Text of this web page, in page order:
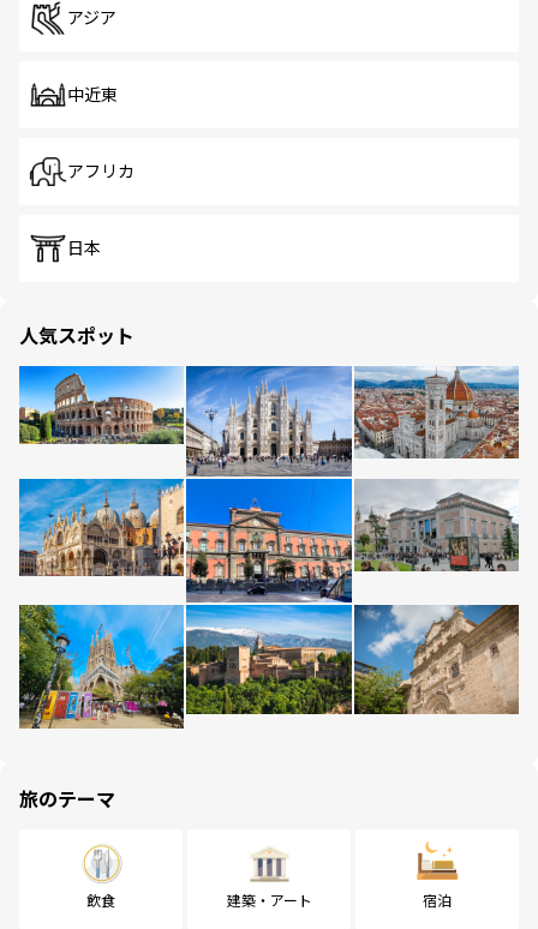
アジア
中近東
アフリカ
日本
人気スポット
旅のテーマ
飲食 建築・アート 宿泊